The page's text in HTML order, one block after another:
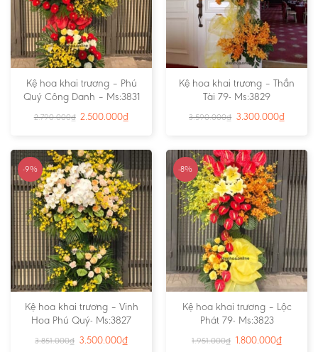
Kệ hoa khai trương – Phú
Quý Công Danh – Ms:3831
2.790.000₫ 2.500.000₫
Kệ hoa khai trương – Thần
Tài 79- Ms:3829
3.590.000₫ 3.300.000₫
-9%
Kệ hoa khai trương – Vinh
Hoa Phú Quý- Ms:3827
3.851.000₫ 3.500.000₫
-8%
Kệ hoa khai trương – Lộc
Phát 79- Ms:3823
1.951.000₫ 1.800.000₫